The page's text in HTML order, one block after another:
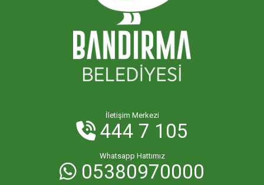
KUŞCENNETİ MAHALLESİ
MAHBUBELER MAHALLESİ
MİSAKÇA MAHALLESİ
İletişim Merkezi
444 7 105
Whatsapp Hattımız
05380970000